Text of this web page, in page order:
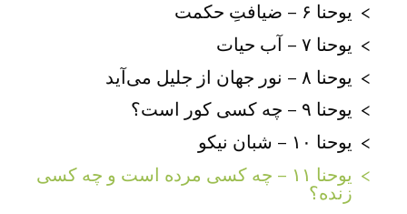
یوحنا ۶ – ضیافتِ حکمت
یوحنا ۷ – آب حیات
یوحنا ۸ – نور جهان از جلیل می‌آید
یوحنا ۹ – چه کسی کور است؟
یوحنا ۱۰ – شبان نیکو
یوحنا ۱۱ – چه کسی مرده است و چه کسی
زنده؟